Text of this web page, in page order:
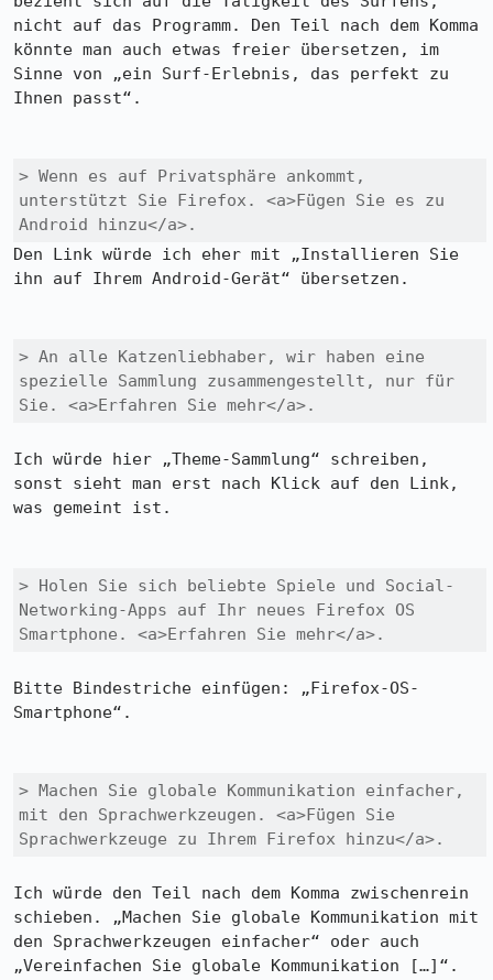
nicht auf das Programm. Den Teil nach dem Komma
könnte man auch etwas freier übersetzen, im
Sinne von „ein Surf-Erlebnis, das perfekt zu
Ihnen passt“.
> Wenn es auf Privatsphäre ankommt,
unterstützt Sie Firefox. <a>Fügen Sie es zu
Android hinzu</a>.
Den Link würde ich eher mit „Installieren Sie
ihn auf Ihrem Android-Gerät“ übersetzen.
> An alle Katzenliebhaber, wir haben eine
spezielle Sammlung zusammengestellt, nur für
Sie. <a>Erfahren Sie mehr</a>.
Ich würde hier „Theme-Sammlung“ schreiben,
sonst sieht man erst nach Klick auf den Link,
was gemeint ist.
> Holen Sie sich beliebte Spiele und Social-
Networking-Apps auf Ihr neues Firefox OS
Smartphone. <a>Erfahren Sie mehr</a>.
Bitte Bindestriche einfügen: „Firefox-OS-
Smartphone“.
> Machen Sie globale Kommunikation einfacher,
mit den Sprachwerkzeugen. <a>Fügen Sie
Sprachwerkzeuge zu Ihrem Firefox hinzu</a>.
Ich würde den Teil nach dem Komma zwischenrein
schieben. „Machen Sie globale Kommunikation mit
den Sprachwerkzeugen einfacher“ oder auch
„Vereinfachen Sie globale Kommunikation […]“.